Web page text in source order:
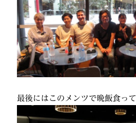
最後にはこのメンツで晩飯食って